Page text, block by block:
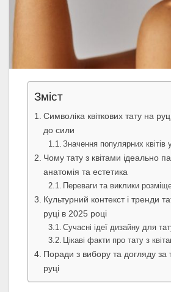
Зміст
Символіка квіткових тату на
до сили
Значення популярних квітів
Чому тату з квітами ідеально
анатомія та естетика
Переваги та виклики
Культурний контекст і тренди
руці в 2025 році
Сучасні ідеї дизайну для
Цікаві факти про тату з
Поради з вибору та догляду за
руці